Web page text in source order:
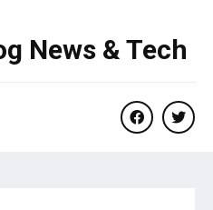
News & Tech
facebook